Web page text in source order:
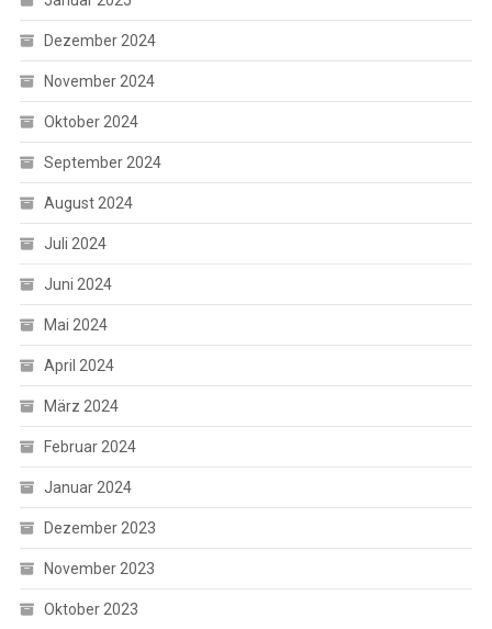
Dezember 2024
November 2024
Oktober 2024
September 2024
August 2024
Juli 2024
Juni 2024
Mai 2024
April 2024
März 2024
Februar 2024
Januar 2024
Dezember 2023
November 2023
Oktober 2023